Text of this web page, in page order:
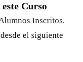
Curso
Inscritos.
el siguiente